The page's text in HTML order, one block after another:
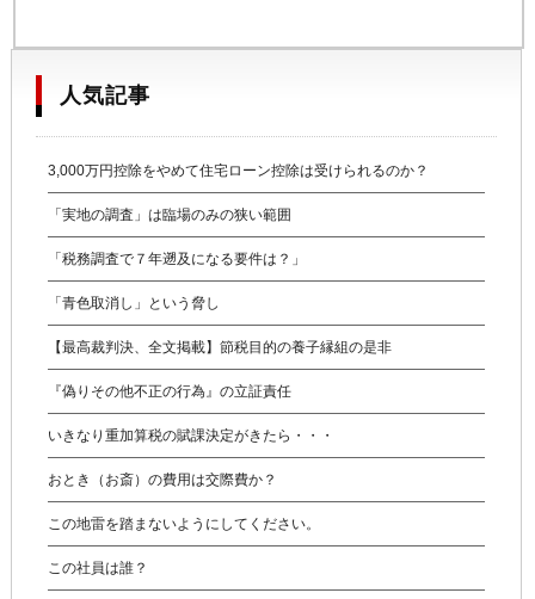
人気記事
3,000万円控除をやめて住宅ローン控除は受けられるのか？
「実地の調査」は臨場のみの狭い範囲
「税務調査で７年遡及になる要件は？」
「青色取消し」という脅し
【最高裁判決、全文掲載】節税目的の養子縁組の是非
『偽りその他不正の行為』の立証責任
いきなり重加算税の賦課決定がきたら・・・
おとき（お斎）の費用は交際費か？
この地雷を踏まないようにしてください。
この社員は誰？